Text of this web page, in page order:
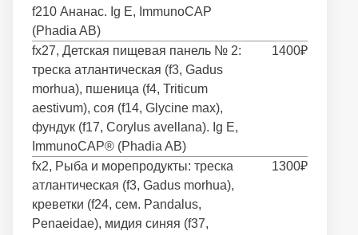
f210 Ананас. Ig E, ImmunoCAP
(Phadia AB)
fx27, Детская пищевая панель № 2:
треска атлантическая (f3, Gadus
morhua), пшеница (f4, Triticum
aestivum), соя (f14, Glycine max),
фундук (f17, Corylus avellana). Ig E,
ImmunoCAP® (Phadia AB)
1400₽
fx2, Рыба и морепродукты: треска
атлантическая (f3, Gadus morhua),
креветки (f24, сем. Pandalus,
Penaeidae), мидия синяя (f37,
1300₽